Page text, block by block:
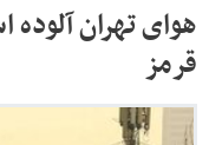
قرمز